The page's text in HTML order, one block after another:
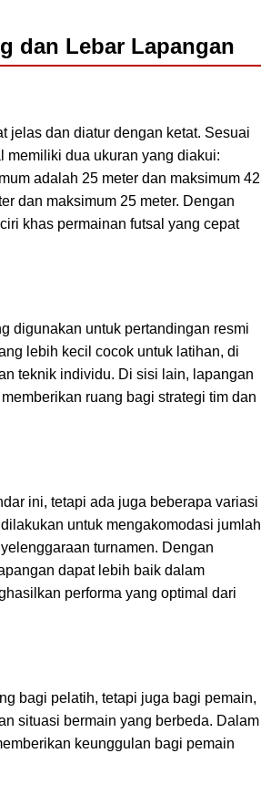
dan Lebar Lapangan
jelas dan diatur dengan ketat. Sesuai
memiliki dua ukuran yang diakui:
adalah 25 meter dan maksimum 42
dan maksimum 25 meter. Dengan
khas permainan futsal yang cepat
digunakan untuk pertandingan resmi
lebih kecil cocok untuk latihan, di
teknik individu. Di sisi lain, lapangan
ruang bagi strategi tim dan
ini, tetapi ada juga beberapa variasi
untuk mengakomodasi jumlah
turnamen. Dengan
dapat lebih baik dalam
performa yang optimal dari
bagi pelatih, tetapi juga bagi pemain,
situasi bermain yang berbeda. Dalam
keunggulan bagi pemain